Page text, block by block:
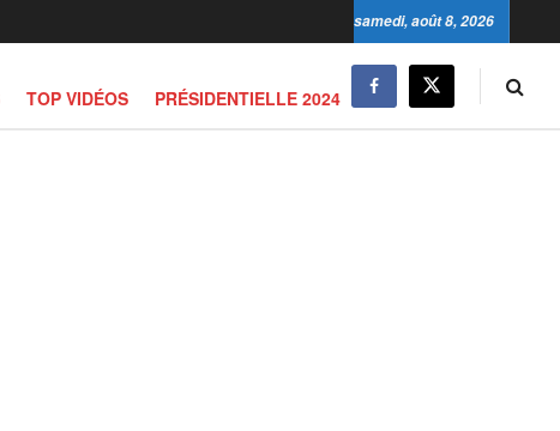
samedi, août 8, 2026
TOP VIDÉOS PRÉSIDENTIELLE 2024